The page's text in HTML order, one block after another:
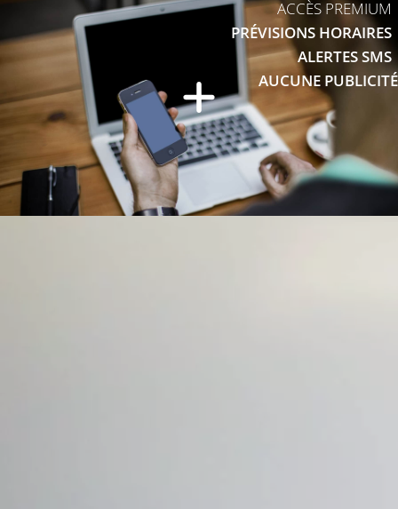
ACCÈS PREMIUM
PRÉVISIONS HORAIRES
ALERTES SMS
AUCUNE PUBLICITÉ